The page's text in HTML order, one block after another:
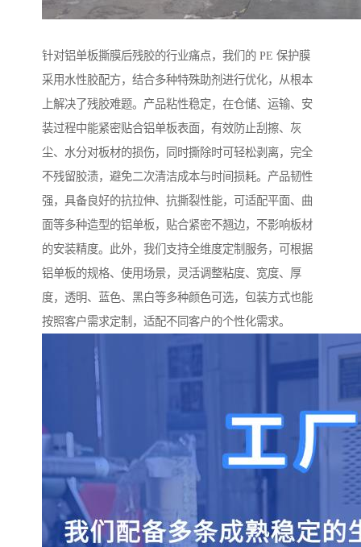
针对铝单板撕膜后残胶的行业痛点，我们的 PE 保护膜
采用水性胶配方，结合多种特殊助剂进行优化，从根本
上解决了残胶难题。产品粘性稳定，在仓储、运输、安
装过程中能紧密贴合铝单板表面，有效防止刮擦、灰
尘、水分对板材的损伤，同时撕除时可轻松剥离，完全
不残留胶渍，避免二次清洁成本与时间损耗。产品韧性
强，具备良好的抗拉伸、抗撕裂性能，可适配平面、曲
面等多种造型的铝单板，贴合紧密不翘边，不影响板材
的安装精度。此外，我们支持全维度定制服务，可根据
铝单板的规格、使用场景，灵活调整粘度、宽度、厚
度，透明、蓝色、黑白等多种颜色可选，包装方式也能
按照客户需求定制，适配不同客户的个性化需求。